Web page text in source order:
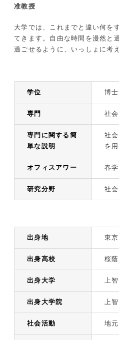
准教授
大学では、これまでと違い何を
てきます。自由な時間を漫然と
過ごせるように、いっしょに考
学位 博
専門 社
専門に関する簡
単な説明
社
を
オフィスアワー 春
研究分野 社会
出身地 東京
出身高校 桜
出身大学 上
出身大学院 上
社会活動 地